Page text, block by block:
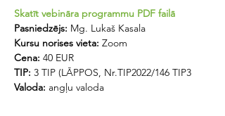
Skatīt vebināra programmu PDF failā
Pasniedzējs: Mg. Lukaš Kasala
Kursu norises vieta: Zoom
Cena: 40 EUR
TIP: 3 TIP (LĀPPOS, Nr.TIP2022/146 TIP3
Valoda: angļu valoda